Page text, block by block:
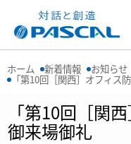
ホーム 新着情報 お知らせ
「第10回［関西］オフィス
「第10回［関
御来場御礼